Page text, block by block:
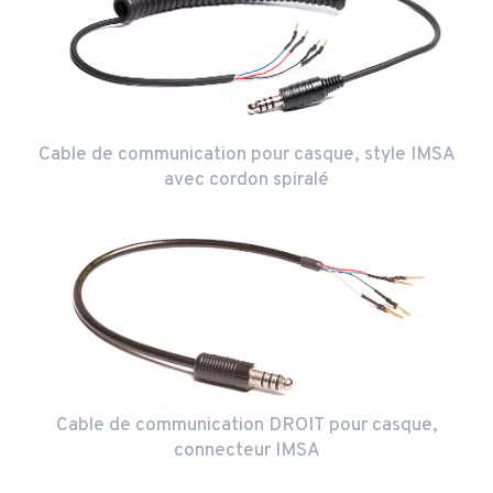
Cable de communication pour casque, style IMSA
avec cordon spiralé
Cable de communication DROIT pour casque,
connecteur IMSA